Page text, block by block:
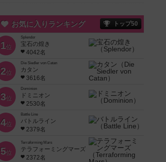
お気に入りランキング トップ50
1位
Splendor
宝石の煌き
4042名
2位
Die Siedler von Catan
カタン
3616名
3位
Dominion
ドミニオン
2530名
4位
Battle Line
バトルライン
2379名
5位
Terraforming Mars
テラフォーミングマーズ
2372名